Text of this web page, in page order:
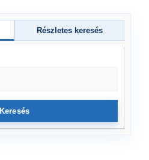
Részletes keresés
Keresés